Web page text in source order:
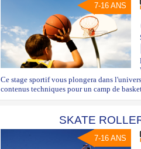
7-16 ANS
Ce stage sportif vous plongera dans
contenus techniques pour un camp de
SKATE
7-16 ANS